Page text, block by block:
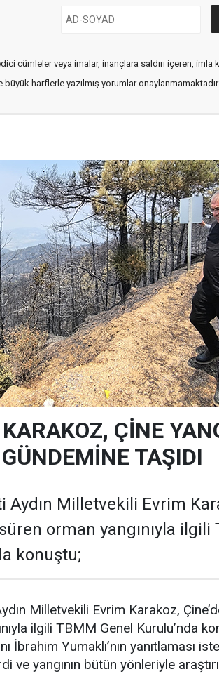
cümleler veya imalar, inançlara saldırı içeren, imla
büyük harflerle yazılmış yorumlar onaylanmamaktadır.
ÇİNE
TAŞIDI
Aydın Milletvekili Evrim
orman yangınıyla ilgili
konuştu;
Milletvekili Evrim Karakoz,
ilgili TBMM Genel Kurulu’nda
İbrahim Yumaklı’nın yanıtlaması
ve yangının bütün yönleriyle